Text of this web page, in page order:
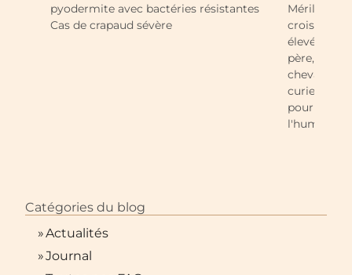
pyodermite avec bactéries résistantes
Cas de crapaud sévère
Mérilver !
élevés en
père, leur
chevaux
curieux et
pour une
l'humain.
Catégories du blog
»Actualités
»Journal